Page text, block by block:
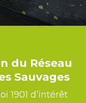
du Réseau
Sauvages
1901 d’intérêt